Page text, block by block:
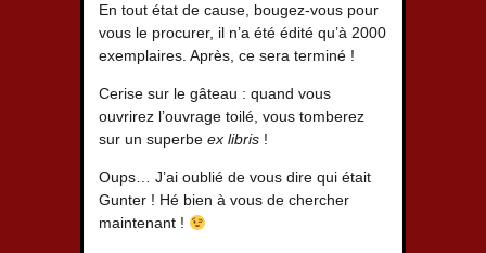
En tout état de cause, bougez-vous pour
vous le procurer, il n’a été édité qu’à 2000
exemplaires. Après, ce sera terminé !
Cerise sur le gâteau : quand vous
ouvrirez l’ouvrage toilé, vous tomberez
sur un superbe ex libris !
Oups… J’ai oublié de vous dire qui était
Gunter ! Hé bien à vous de chercher
maintenant !